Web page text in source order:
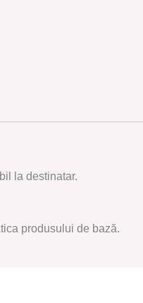
la destinatar.
produsului de bază.